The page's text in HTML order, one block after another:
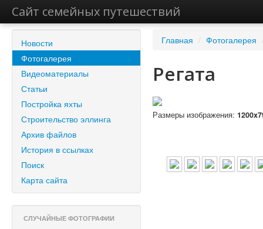
Сайт семейных путешествий
Новости
Фотогалерея
Видеоматериалы
Статьи
Постройка яхты
Строительство эллинга
Архив файлов
История в ссылках
Поиск
Карта сайта
СЛУЧАЙНЫЕ ФОТОГРАФИИ
Главная / Фотогалерея
Регата
Размеры изображения: